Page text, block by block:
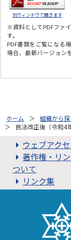
別ウィンドウで開きます
※資料としてPDFファ
す。
PDF書類をご覧になる
場合、最新バージョン
ホーム 組織から
民法改正後（令和4
ウェブアク
著作権・リ
ついて
リンク集